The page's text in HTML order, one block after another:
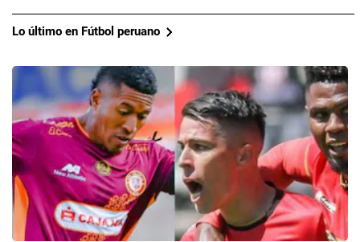
Lo último en Fútbol peruano